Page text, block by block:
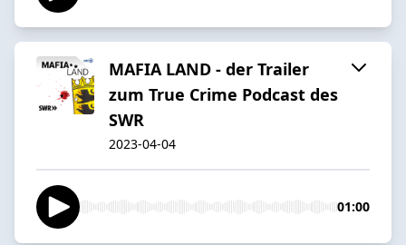
MAFIA LAND - der Trailer
zum True Crime Podcast des
SWR
2023-04-04
01:00